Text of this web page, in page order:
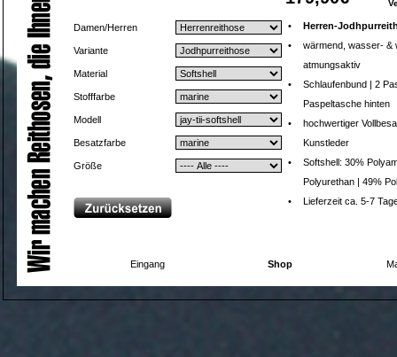
Damen/Herren
Variante
Material
Stofffarbe
Modell
Besatzfarbe
Größe
•
Herren-
•
wärmend, wasser- &
atmungsaktiv
•
Schlaufenbund | 2
Paspeltasche hinten
•
hochwertiger
Kunstleder
•
Softshell: 30%
Polyurethan | 49%
•
Lieferzeit ca. 5-7
Eingang Shop